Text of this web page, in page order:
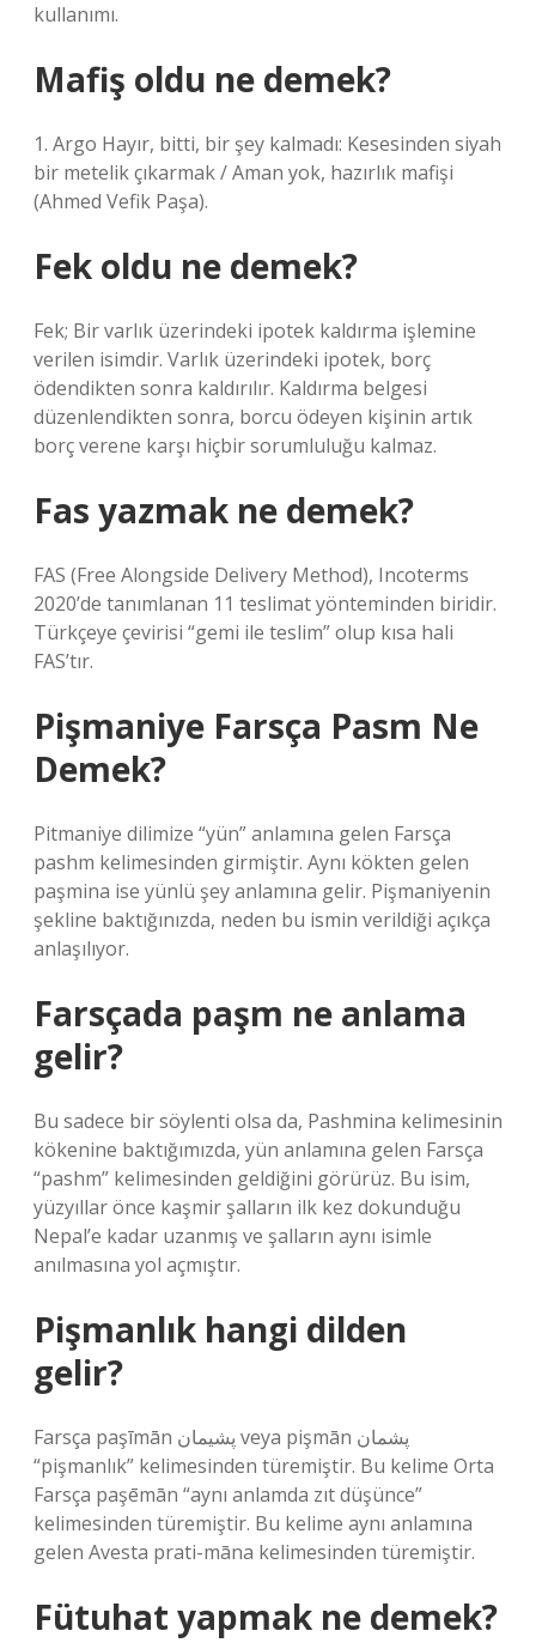
kullanımı.
Mafiş oldu ne demek?
1. Argo Hayır, bitti, bir şey kalmadı: Kesesinden siyah
bir metelik çıkarmak / Aman yok, hazırlık mafişi
(Ahmed Vefik Paşa).
Fek oldu ne demek?
Fek; Bir varlık üzerindeki ipotek kaldırma işlemine
verilen isimdir. Varlık üzerindeki ipotek, borç
ödendikten sonra kaldırılır. Kaldırma belgesi
düzenlendikten sonra, borcu ödeyen kişinin artık
borç verene karşı hiçbir sorumluluğu kalmaz.
Fas yazmak ne demek?
FAS (Free Alongside Delivery Method), Incoterms
2020’de tanımlanan 11 teslimat yönteminden biridir.
Türkçeye çevirisi “gemi ile teslim” olup kısa hali
FAS’tır.
Pişmaniye Farsça Pasm Ne
Demek?
Pitmaniye dilimize “yün” anlamına gelen Farsça
pashm kelimesinden girmiştir. Aynı kökten gelen
paşmina ise yünlü şey anlamına gelir. Pişmaniyenin
şekline baktığınızda, neden bu ismin verildiği açıkça
anlaşılıyor.
Farsçada paşm ne anlama
gelir?
Bu sadece bir söylenti olsa da, Pashmina kelimesinin
kökenine baktığımızda, yün anlamına gelen Farsça
“pashm” kelimesinden geldiğini görürüz. Bu isim,
yüzyıllar önce kaşmir şalların ilk kez dokunduğu
Nepal’e kadar uzanmış ve şalların aynı isimle
anılmasına yol açmıştır.
Pişmanlık hangi dilden
gelir?
Farsça paşīmān پشیمان veya pişmān پشمان
“pişmanlık” kelimesinden türemiştir. Bu kelime Orta
Farsça paşēmān “aynı anlamda zıt düşünce”
kelimesinden türemiştir. Bu kelime aynı anlamına
gelen Avesta prati-māna kelimesinden türemiştir.
Fütuhat yapmak ne demek?